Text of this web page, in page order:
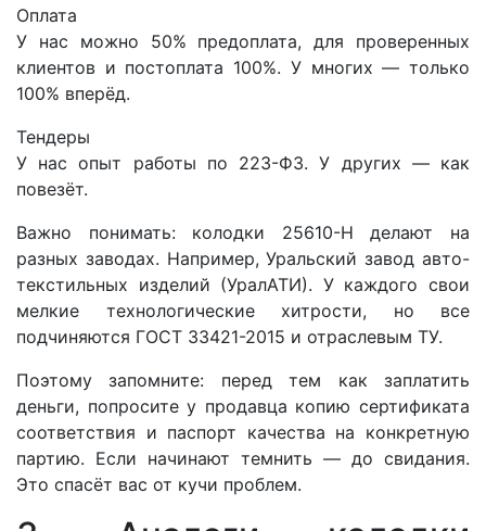
Оплата
У нас можно 50% предоплата, для проверенных
клиентов и постоплата 100%. У многих — только
100% вперёд.
Тендеры
У нас опыт работы по 223-ФЗ. У других — как
повезёт.
Важно понимать: колодки 25610-Н делают на
разных заводах. Например, Уральский завод авто-
текстильных изделий (УралАТИ). У каждого свои
мелкие технологические хитрости, но все
подчиняются ГОСТ 33421-2015 и отраслевым ТУ.
Поэтому запомните: перед тем как заплатить
деньги, попросите у продавца копию сертификата
соответствия и паспорт качества на конкретную
партию. Если начинают темнить — до свидания.
Это спасёт вас от кучи проблем.